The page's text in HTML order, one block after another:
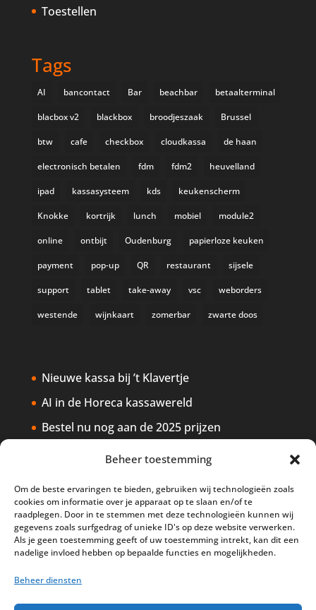
Beheer toestemming
Om de beste ervaringen te bieden, gebruiken wij technologieën zoals
cookies om informatie over je apparaat op te slaan en/of te
raadplegen. Door in te stemmen met deze technologieën kunnen wij
gegevens zoals surfgedrag of unieke ID's op deze website verwerken.
Als je geen toestemming geeft of uw toestemming intrekt, kan dit een
nadelige invloed hebben op bepaalde functies en mogelijkheden.
Beheer diensten
Toestellen
Tags
AI bancontact Bar beachbar betaalterminal
blacbox v2 blackbox broodjeszaak Brussel
btw cafe checkbox cloudkassa de haan
electronisch betalen fdm fdm2 heuvelland
ipad kassasysteem kds keukenscherm
Knokke kortrijk lunch mobiel module2
online ontbijt Oudenburg papierloze keuken
payment pop-up QR restaurant sijsele
support tablet take-away vsc weborders
westende wijnkaart zomerbar zwarte doos
Nieuwe kassa bij ’t Klavertje
AI in de Horeca kassawereld
Bestel nu nog aan de 2025 prijzen
Safran Palace start met nieuw
BTW aanpassingen HoReCa vanaf 1
maart 2026